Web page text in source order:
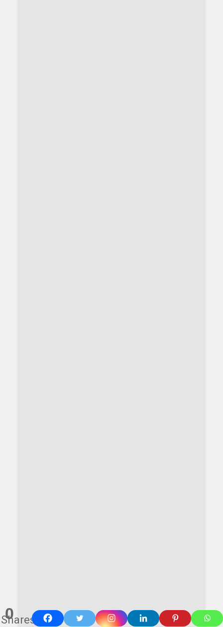
0
Shares